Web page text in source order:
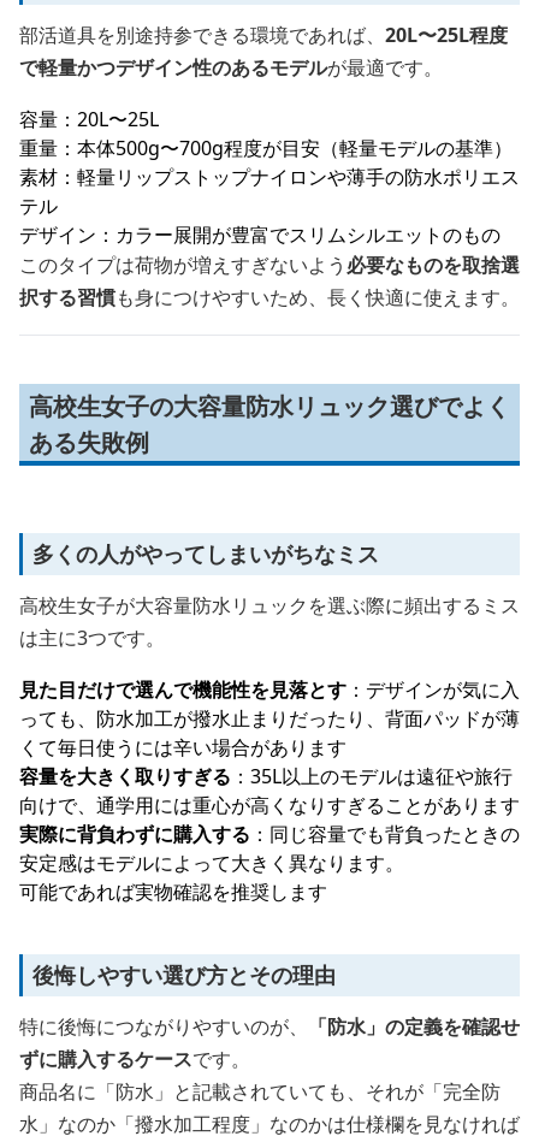
部活道具を別途持参できる環境であれば、 20L〜25L程度
で軽量かつデザイン性のあるモデルが最適です。
容量：20L〜25L
重量：本体500g〜700g程度が目安（軽量モデルの基準）
素材：軽量リップストップナイロンや薄手の防水ポリエス
テル
デザイン：カラー展開が豊富でスリムシルエットのもの
このタイプは荷物が増えすぎないよう 必要なものを取捨選
択する習慣も身につけやすいため、長く快適に使えます。
高校生女子の大容量防水リュック選びでよく
ある失敗例
多くの人がやってしまいがちなミス
高校生女子が大容量防水リュックを選ぶ際に頻出するミス
は主に3つです。
見た目だけで選んで機能性を見落とす ：デザインが気に入
っても、防水加工が撥水止まりだったり、背面パッドが薄
くて毎日使うには辛い場合があります
容量を大きく取りすぎる ：35L以上のモデルは遠征や旅行
向けで、通学用には重心が高くなりすぎることがあります
実際に背負わずに購入する ：同じ容量でも背負ったときの
安定感はモデルによって大きく異なります。
可能であれば実物確認を推奨します
後悔しやすい選び方とその理由
特に後悔につながりやすいのが、
「防水」の定義を確認せ
ずに購入するケースです。
商品名に「防水」と記載されていても、それが「完全防
水」なのか「撥水加工程度」なのかは仕様欄を見なければ